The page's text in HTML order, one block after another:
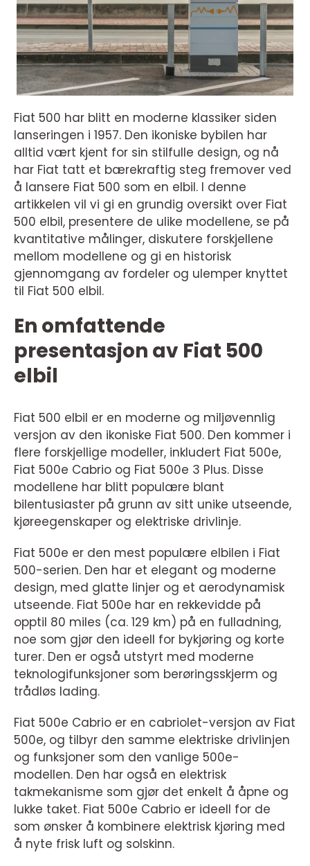
Fiat 500 har blitt en moderne klassiker siden
lanseringen i 1957. Den ikoniske bybilen har
alltid vært kjent for sin stilfulle design, og nå
har Fiat tatt et bærekraftig steg fremover ved
å lansere Fiat 500 som en elbil. I denne
artikkelen vil vi gi en grundig oversikt over Fiat
500 elbil, presentere de ulike modellene, se på
kvantitative målinger, diskutere forskjellene
mellom modellene og gi en historisk
gjennomgang av fordeler og ulemper knyttet
til Fiat 500 elbil.
En omfattende
presentasjon av Fiat 500
elbil
Fiat 500 elbil er en moderne og miljøvennlig
versjon av den ikoniske Fiat 500. Den kommer i
flere forskjellige modeller, inkludert Fiat 500e,
Fiat 500e Cabrio og Fiat 500e 3 Plus. Disse
modellene har blitt populære blant
bilentusiaster på grunn av sitt unike utseende,
kjøreegenskaper og elektriske drivlinje.
Fiat 500e er den mest populære elbilen i Fiat
500-serien. Den har et elegant og moderne
design, med glatte linjer og et aerodynamisk
utseende. Fiat 500e har en rekkevidde på
opptil 80 miles (ca. 129 km) på en fulladning,
noe som gjør den ideell for bykjøring og korte
turer. Den er også utstyrt med moderne
teknologifunksjoner som berøringsskjerm og
trådløs lading.
Fiat 500e Cabrio er en cabriolet-versjon av Fiat
500e, og tilbyr den samme elektriske drivlinjen
og funksjoner som den vanlige 500e-
modellen. Den har også en elektrisk
takmekanisme som gjør det enkelt å åpne og
lukke taket. Fiat 500e Cabrio er ideell for de
som ønsker å kombinere elektrisk kjøring med
å nyte frisk luft og solskinn.